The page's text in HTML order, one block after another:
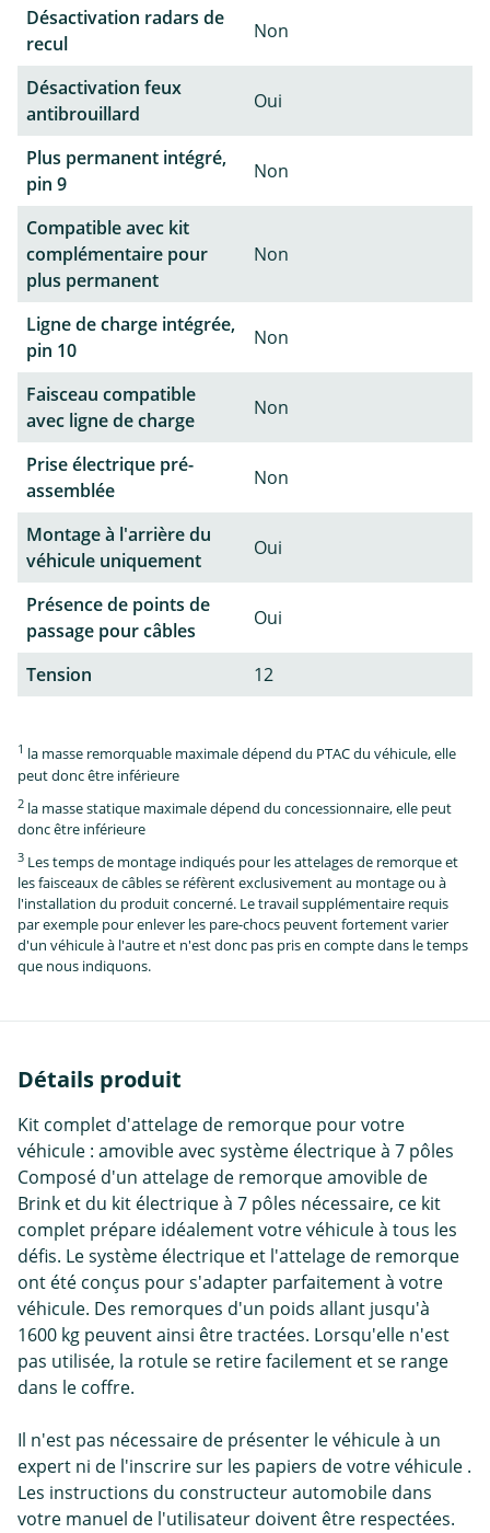
Désactivation radars de
recul
Non
Désactivation feux
antibrouillard
Oui
Plus permanent intégré,
pin 9
Non
Compatible avec kit
complémentaire pour
plus permanent
Non
Ligne de charge intégrée,
pin 10
Non
Faisceau compatible
avec ligne de charge
Non
Prise électrique pré-
assemblée
Non
Montage à l'arrière du
véhicule uniquement
Oui
Présence de points de
passage pour câbles
Oui
Tension 12
1 la masse remorquable maximale dépend du PTAC du véhicule, elle
peut donc être inférieure
2 la masse statique maximale dépend du concessionnaire, elle peut
donc être inférieure
3 Les temps de montage indiqués pour les attelages de remorque et
les faisceaux de câbles se réfèrent exclusivement au montage ou à
l'installation du produit concerné. Le travail supplémentaire requis
par exemple pour enlever les pare-chocs peuvent fortement varier
d'un véhicule à l'autre et n'est donc pas pris en compte dans le temps
que nous indiquons.
Détails produit
Kit complet d'attelage de remorque pour votre
véhicule : amovible avec système électrique à 7 pôles
Composé d'un attelage de remorque amovible de
Brink et du kit électrique à 7 pôles nécessaire, ce kit
complet prépare idéalement votre véhicule à tous les
défis. Le système électrique et l'attelage de remorque
ont été conçus pour s'adapter parfaitement à votre
véhicule. Des remorques d'un poids allant jusqu'à
1600 kg peuvent ainsi être tractées. Lorsqu'elle n'est
pas utilisée, la rotule se retire facilement et se range
dans le coffre.
Il n'est pas nécessaire de présenter le véhicule à un
expert ni de l'inscrire sur les papiers de votre véhicule .
Les instructions du constructeur automobile dans
votre manuel de l'utilisateur doivent être respectées.